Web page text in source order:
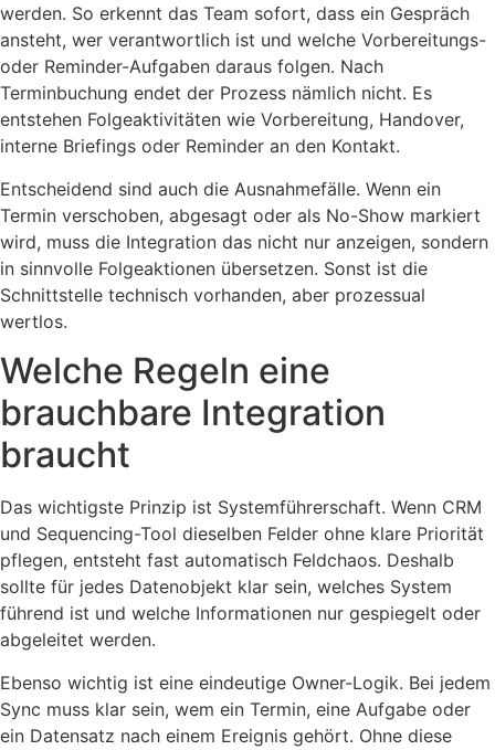
werden. So erkennt das Team sofort, dass ein Gespräch
ansteht, wer verantwortlich ist und welche Vorbereitungs-
oder Reminder-Aufgaben daraus folgen. Nach
Terminbuchung endet der Prozess nämlich nicht. Es
entstehen Folgeaktivitäten wie Vorbereitung, Handover,
interne Briefings oder Reminder an den Kontakt.
Entscheidend sind auch die Ausnahmefälle. Wenn ein
Termin verschoben, abgesagt oder als No-Show markiert
wird, muss die Integration das nicht nur anzeigen, sondern
in sinnvolle Folgeaktionen übersetzen. Sonst ist die
Schnittstelle technisch vorhanden, aber prozessual
wertlos.
Welche Regeln eine
brauchbare Integration
braucht
Das wichtigste Prinzip ist Systemführerschaft. Wenn CRM
und Sequencing-Tool dieselben Felder ohne klare Priorität
pflegen, entsteht fast automatisch Feldchaos. Deshalb
sollte für jedes Datenobjekt klar sein, welches System
führend ist und welche Informationen nur gespiegelt oder
abgeleitet werden.
Ebenso wichtig ist eine eindeutige Owner-Logik. Bei jedem
Sync muss klar sein, wem ein Termin, eine Aufgabe oder
ein Datensatz nach einem Ereignis gehört. Ohne diese